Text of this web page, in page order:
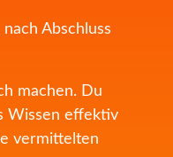
Abschluss
machen. Du
Wissen effektiv
vermittelten